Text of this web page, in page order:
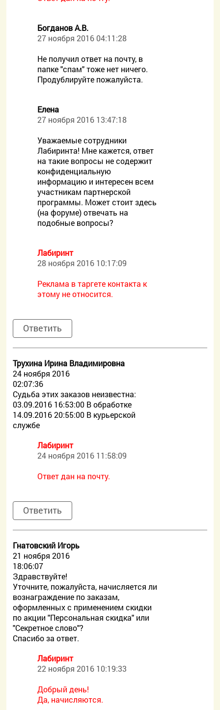
Богданов А.В.
27 ноября 2016 04:11:28
Не получил ответ на почту, в
папке "спам" тоже нет ничего.
Продублируйте пожалуйста.
Елена
27 ноября 2016 13:47:18
Уважаемые сотрудники
Лабиринта! Мне кажется, ответ
на такие вопросы не содержит
конфиденциальную
информацию и интересен всем
участникам партнерской
программы. Может стоит здесь
(на форуме) отвечать на
подобные вопросы?
Лабиринт
28 ноября 2016 10:17:09
Реклама в таргете контакта к
этому не относится.
Ответить
Трухина Ирина Владимировна
24 ноября 2016
02:07:36
Судьба этих заказов неизвестна:
03.09.2016 16:53:00 В обработке
14.09.2016 20:55:00 В курьерской
службе
Лабиринт
24 ноября 2016 11:58:09
Ответ дан на почту.
Ответить
Гнатовский Игорь
21 ноября 2016
18:06:07
Здравствуйте!
Уточните, пожалуйста, начисляется ли
вознаграждение по заказам,
оформленных с применением скидки
по акции "Персональная скидка" или
"Секретное слово"?
Спасибо за ответ.
Лабиринт
22 ноября 2016 10:19:33
Добрый день!
Да, начисляются.